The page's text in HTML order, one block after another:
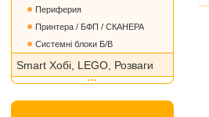
Периферия
Принтера / БФП / СКАНЕРА
Системні блоки Б/В
Smart Хобі, LEGO, Розваги